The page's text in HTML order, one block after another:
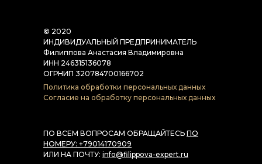
Политика обработки персональных данных
Согласие на обработку персональных данных
© 2020
ИНДИВИДУАЛЬНЫЙ ПРЕДПРИНИМАТЕЛЬ
Филиппова Анастасия Владимировна
ИНН 246315136078
ОГРНИП 320784700166702
ПО ВСЕМ ВОПРОСАМ ОБРАЩАЙТЕСЬ ПО
НОМЕРУ: +79014170909
ИЛИ НА ПОЧТУ: info@filippova-expert.ru